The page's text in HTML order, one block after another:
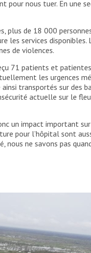
pour nous tuer. En une
plus de 18 000
les services disponibles.
de violences.
71 patients et
les urgences
transportés sur des
actuelle sur le
un impact important
pour l’hôpital sont
nous ne savons pas